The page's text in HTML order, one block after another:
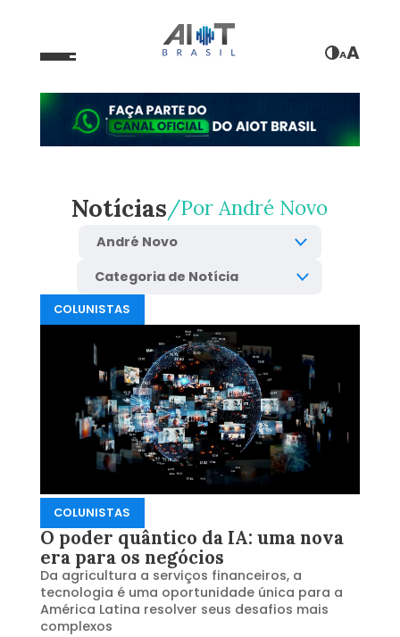
AA
Notícias Por André Novo
COLUNISTAS
COLUNISTAS
O poder quântico da IA: uma nova
era para os negócios
Da agricultura a serviços financeiros, a
tecnologia é uma oportunidade única para a
América Latina resolver seus desafios mais
complexos